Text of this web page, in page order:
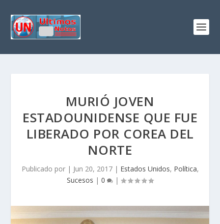
MURIÓ JOVEN
ESTADOUNIDENSE QUE FUE
LIBERADO POR COREA DEL
NORTE
Publicado por | Jun 20, 2017| Estados Unidos, Política,
Sucesos | 0 |